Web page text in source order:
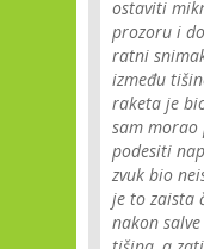
ostaviti
prozoru i
ratni
između
raketa je
sam morao
podesiti
zvuk bio
je to zaista
nakon